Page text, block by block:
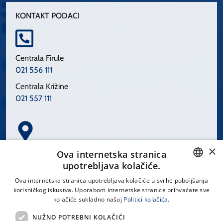
KONTAKT PODACI
Centrala Firule
021 556 111
Centrala Križine
021 557 111
Spinčićeva 1, 21000 Split
CROATIAN
×
Ova internetska stranica
upotrebljava kolačiće.
Ova internetska stranica upotrebljava kolačiće u svrhe poboljšanja
korisničkog iskustva. Uporabom internetske stranice prihvaćate sve
kolačiće sukladno našoj Politici kolačića.
NUŽNO POTREBNI KOLAČIĆI